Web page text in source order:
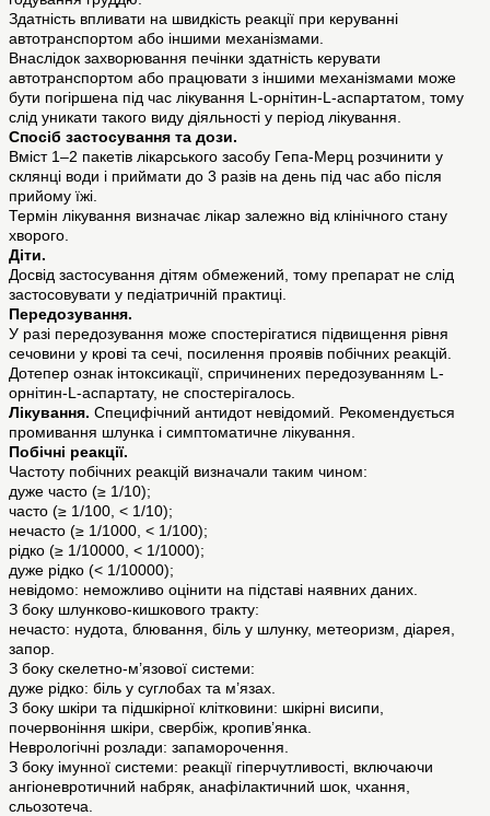
Здатність впливати на швидкість реакції при керуванні
автотранспортом або іншими механізмами.
Внаслідок захворювання печінки здатність керувати
автотранспортом або працювати з іншими механізмами може
бути погіршена під час лікування L-орнітин-L-аспартатом, тому
слід уникати такого виду діяльності у період лікування.
Спосіб застосування та дози.
Вміст 1–2 пакетів лікарського засобу Гепа-Мерц розчинити у
склянці води і приймати до 3 разів на день під час або після
прийому їжі.
Термін лікування визначає лікар залежно від клінічного стану
хворого.
Діти.
Досвід застосування дітям обмежений, тому препарат не слід
застосовувати у педіатричній практиці.
Передозування.
У разі передозування може спостерігатися підвищення рівня
сечовини у крові та сечі, посилення проявів побічних реакцій.
Дотепер ознак інтоксикації, спричинених передозуванням L-
орнітин-L-аспартату, не спостерігалось.
Лікування. Специфічний антидот невідомий. Рекомендується
промивання шлунка і симптоматичне лікування.
Побічні реакції.
Частоту побічних реакцій визначали таким чином:
дуже часто (≥ 1/10);
часто (≥ 1/100, < 1/10);
нечасто (≥ 1/1000, < 1/100);
рідко (≥ 1/10000, < 1/1000);
дуже рідко (< 1/10000);
невідомо: неможливо оцінити на підставі наявних даних.
З боку шлунково-кишкового тракту:
нечасто: нудота, блювання, біль у шлунку, метеоризм, діарея,
запор.
З боку скелетно-м’язової системи:
дуже рідко: біль у суглобах та м’язах.
З боку шкіри та підшкірної клітковини: шкірні висипи,
почервоніння шкіри, свербіж, кропив’янка.
Неврологічні розлади: запаморочення.
З боку імунної системи: реакції гіперчутливості, включаючи
ангіоневротичний набряк, анафілактичний шок, чхання,
сльозотеча.